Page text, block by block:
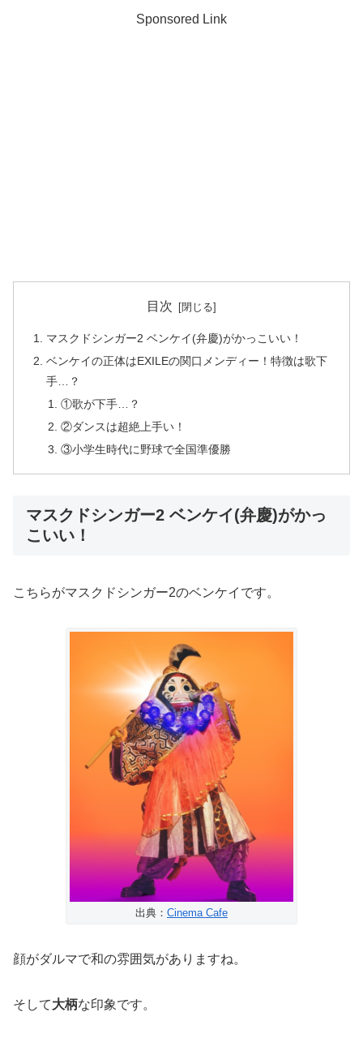
Sponsored Link
目次
マスクドシンガー2 ベンケイ(弁慶)がかっこいい！
ベンケイの正体はEXILEの関口メンディー！特徴は歌下
手…？
①歌が下手…？
②ダンスは超絶上手い！
③小学生時代に野球で全国準優勝
マスクドシンガー2 ベンケイ(弁慶)がかっ
こいい！
こちらがマスクドシンガー2のベンケイです。
出典： Cinema Cafe
顔がダルマで和の雰囲気がありますね。
そして大柄な印象です。